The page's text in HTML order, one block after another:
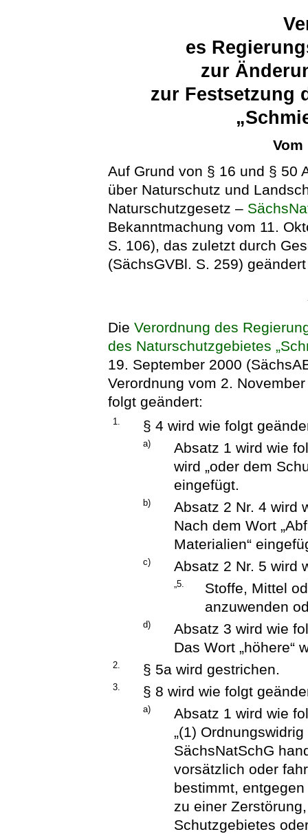
es
zur
zur Festsetzung
Vom
Auf Grund von § 16 und § 50
über Naturschutz und
Naturschutzgesetz –
Bekanntmachung vom 11.
S. 106), das zuletzt durch
(SächsGVBl. S. 259)
DieVerordnung des
des Naturschutzgebietes
19. September 2000
Verordnung vom 2.
folgt geändert:
1. § 4 wird wie folgt
a)
Absatz 1 wird wie
wird „oder dem
eingefügt.
b)
Absatz 2 Nr. 4 wird
Nach dem Wort
Materialien“
c) Absatz 2 Nr. 5 wird
„5.
Stoffe, Mittel
anzuwenden
d)
Absatz 3 wird wie
Das Wort „höhere“
2. § 5a wird gestrichen.
3. § 8 wird wie folgt
a)
Absatz 1 wird wie
„(1)
SächsNatSchG
vorsätzlich oder
bestimmt,
zu einer
Schutzgebietes